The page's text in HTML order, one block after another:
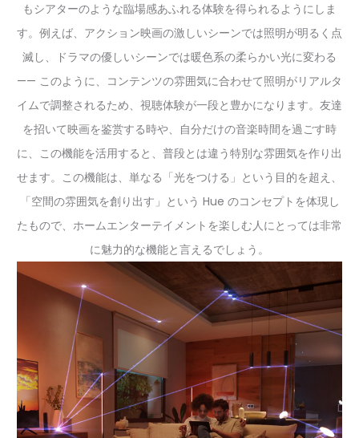
もシアターのような臨場感あふれる体験を得られるようにしま
す。例えば、アクション映画の激しいシーンでは照明が明るく点
滅し、ドラマの優しいシーンでは暖色系の柔らかい光に変わる
—— このように、コンテンツの雰囲気に合わせて照明がリアルタ
イムで調整されるため、視聴体験が一段と豊かになります。友達
を招いて映画を鉴赏する時や、自分だけの音楽時間を過ごす時
に、この機能を活用すると、普段とは違う特別な雰囲気を作り出
せます。この機能は、単なる「光をつける」という目的を超え、
「空間の雰囲気を創り出す」という Hue のコンセプトを体現し
たもので、ホームエンターテイメントを楽しむ人にとっては非常
に魅力的な機能と言えるでしょう。